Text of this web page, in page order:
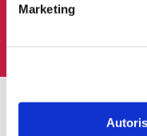
Marketing